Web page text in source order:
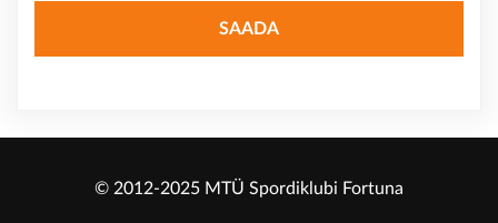
© 2012-2025 MTÜ Spordiklubi Fortuna